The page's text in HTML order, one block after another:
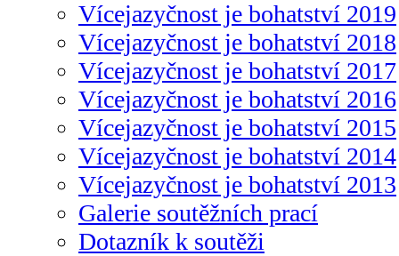
Vícejazyčnost je bohatství 2019
Vícejazyčnost je bohatství 2018
Vícejazyčnost je bohatství 2017
Vícejazyčnost je bohatství 2016
Vícejazyčnost je bohatství 2015
Vícejazyčnost je bohatství 2014
Vícejazyčnost je bohatství 2013
Galerie soutěžních prací
Dotazník k soutěži